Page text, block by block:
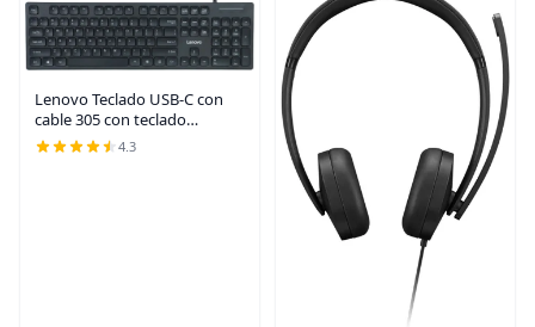
Lenovo Teclado USB-C con
cable 305 con teclado
numérico, teclado de tamaño
completo, diseño delgado,
4.3